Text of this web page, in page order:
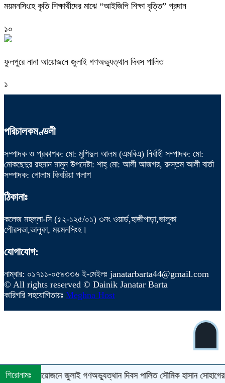
ময়মনসিংহে কৃতি শিক্ষার্থীদের মাঝে “আইজিপি শিক্ষা বৃত্তি” প্রদান
১০
ফুলপুরে নানা আয়োজনে জুলাই গণঅভ্যুত্থান দিবস পালিত
১
পরিচালকমণ্ডলী
সম্পাদক ও প্রকাশক: মো: মুশিদুল আলম (এমবিএ) নির্বাহী সম্পাদক: মো:
মোকছেদুর রহমান মামুন উপদেষ্টা: শাহ্ মো: আলী আজগর, রুস্তম আলী বার্তা
সম্পাদক: গোলাম কিবরিয়া পলাশ
ঠিকানাঃ
কলেজ মহল্লা-সি (৫২-১২৫/০১) ৩নং ওয়ার্ড,হাজীপাড়া,ভালুকা
পৌরসভা,ভালুকা, ময়মনসিংহ।
যোগাযোগ:
নাম্বার: ০১৭১১-০৫৯৩৩৬ ই-মেইলঃ janatarbarta44@gmail.com
© All rights reserved © Dainik Janatar Barta
কারিগরি সহযোগিতায়ঃ Meghna Host
শিরোনামঃ
নানা আয়োজনে জুলাই গণঅভ্যুত্থান দিবস পালিতসৌমিক হাসান সোহাগের